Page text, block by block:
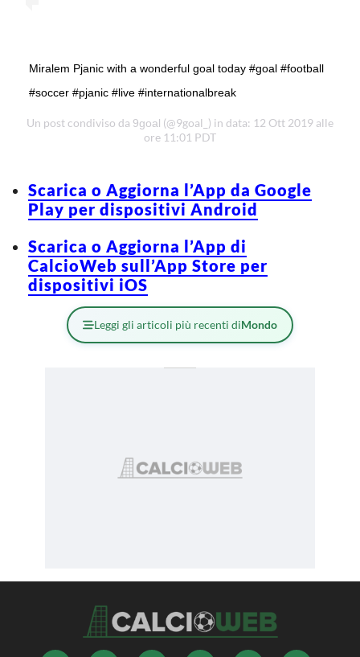
Miralem Pjanic with a wonderful goal today #goal #football
#soccer #pjanic #live #internationalbreak
Un post condiviso da 9goal (@9goal_) in data: 12 Ott 2019 alle
ore 11:01 PDT
Scarica o Aggiorna l’App da Google
Play per dispositivi Android
Scarica o Aggiorna l’App di
CalcioWeb sull’App Store per
dispositivi iOS
Leggi gli articoli più recenti diMondo